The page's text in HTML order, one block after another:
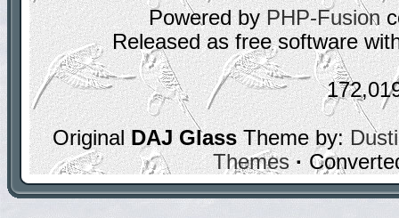
Powered byPHP-Fusion
Released as free software
OriginalDAJ GlassTheme by:
Themes ·